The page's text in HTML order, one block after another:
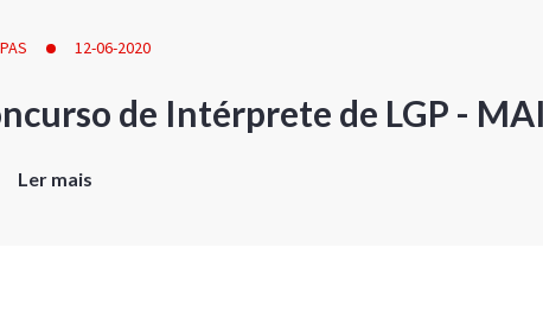
12-06-2020
de Intérprete de LGP -
Ler mais